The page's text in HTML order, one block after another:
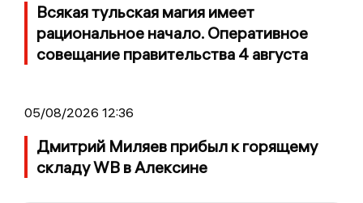
Всякая тульская магия имеет
рациональное начало. Оперативное
совещание правительства 4 августа
05/08/2026 12:36
Дмитрий Миляев прибыл к горящему
складу WB в Алексине